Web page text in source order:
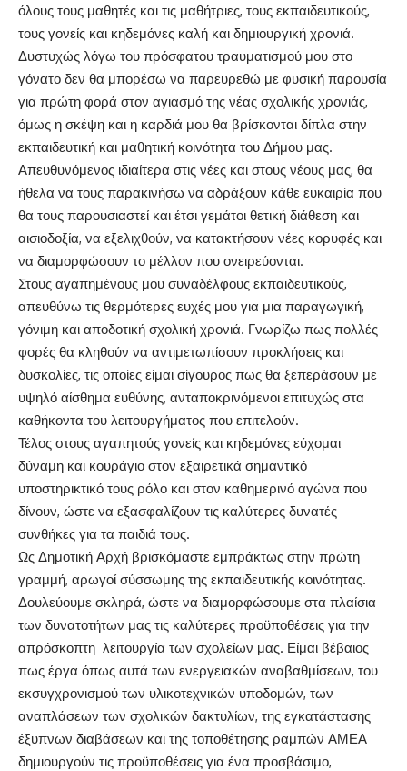
όλους τους μαθητές και τις μαθήτριες, τους εκπαιδευτικούς,
τους γονείς και κηδεμόνες καλή και δημιουργική χρονιά.
Δυστυχώς λόγω του πρόσφατου τραυματισμού μου στο
γόνατο δεν θα μπορέσω να παρευρεθώ με φυσική παρουσία
για πρώτη φορά στον αγιασμό της νέας σχολικής χρονιάς,
όμως η σκέψη και η καρδιά μου θα βρίσκονται δίπλα στην
εκπαιδευτική και μαθητική κοινότητα του Δήμου μας.
Απευθυνόμενος ιδιαίτερα στις νέες και στους νέους μας, θα
ήθελα να τους παρακινήσω να αδράξουν κάθε ευκαιρία που
θα τους παρουσιαστεί και έτσι γεμάτοι θετική διάθεση και
αισιοδοξία, να εξελιχθούν, να κατακτήσουν νέες κορυφές και
να διαμορφώσουν το μέλλον που ονειρεύονται.
Στους αγαπημένους μου συναδέλφους εκπαιδευτικούς,
απευθύνω τις θερμότερες ευχές μου για μια παραγωγική,
γόνιμη και αποδοτική σχολική χρονιά. Γνωρίζω πως πολλές
φορές θα κληθούν να αντιμετωπίσουν προκλήσεις και
δυσκολίες, τις οποίες είμαι σίγουρος πως θα ξεπεράσουν με
υψηλό αίσθημα ευθύνης, ανταποκρινόμενοι επιτυχώς στα
καθήκοντα του λειτουργήματος που επιτελούν.
Τέλος στους αγαπητούς γονείς και κηδεμόνες εύχομαι
δύναμη και κουράγιο στον εξαιρετικά σημαντικό
υποστηρικτικό τους ρόλο και στον καθημερινό αγώνα που
δίνουν, ώστε να εξασφαλίζουν τις καλύτερες δυνατές
συνθήκες για τα παιδιά τους.
Ως Δημοτική Αρχή βρισκόμαστε εμπράκτως στην πρώτη
γραμμή, αρωγοί σύσσωμης της εκπαιδευτικής κοινότητας.
Δουλεύουμε σκληρά, ώστε να διαμορφώσουμε στα πλαίσια
των δυνατοτήτων μας τις καλύτερες προϋποθέσεις για την
απρόσκοπτη λειτουργία των σχολείων μας. Είμαι βέβαιος
πως έργα όπως αυτά των ενεργειακών αναβαθμίσεων, του
εκσυγχρονισμού των υλικοτεχνικών υποδομών, των
αναπλάσεων των σχολικών δακτυλίων, της εγκατάστασης
έξυπνων διαβάσεων και της τοποθέτησης ραμπών ΑΜΕΑ
δημιουργούν τις προϋποθέσεις για ένα προσβάσιμο,